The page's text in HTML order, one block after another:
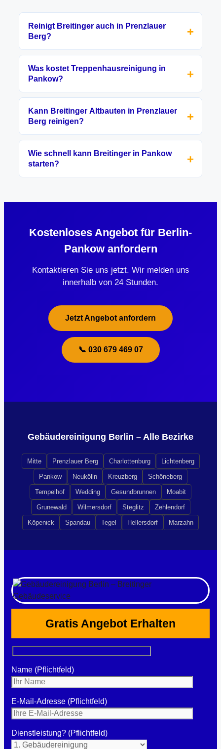
Reinigt Breitinger auch in Prenzlauer
Berg?
Was kostet Treppenhausreinigung in
Pankow?
Kann Breitinger Altbauten in Prenzlauer
Berg reinigen?
Wie schnell kann Breitinger in Pankow
starten?
Kostenloses Angebot für Berlin-
Pankow anfordern
Kontaktieren Sie uns jetzt. Wir melden uns
innerhalb von 24 Stunden.
Jetzt Angebot anfordern
📞 030 679 469 07
Gebäudereinigung Berlin – Alle Bezirke
Mitte Prenzlauer Berg Charlottenburg Lichtenberg
Pankow Neukölln Kreuzberg Schöneberg
Tempelhof Wedding Gesundbrunnen Moabit
Grunewald Wilmersdorf Steglitz Zehlendorf
Köpenick Spandau Tegel Hellersdorf Marzahn
Gratis Angebot Erhalten
Name (Pflichtfeld)
E-Mail-Adresse (Pflichtfeld)
Dienstleistung? (Pflichtfeld)